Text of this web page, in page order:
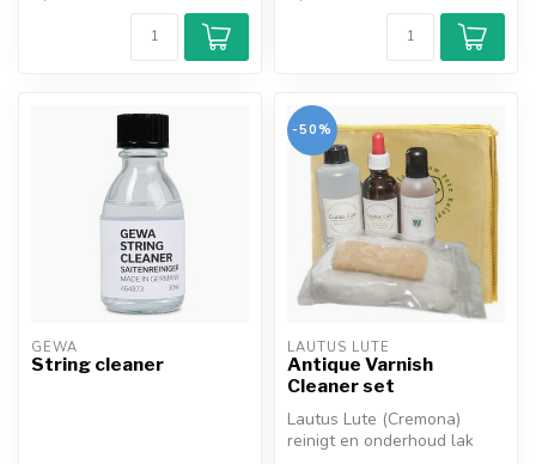
GEWA
String cleaner
-50%
LAUTUS LUTE
Antique Varnish
Cleaner set
Lautus Lute (Cremona)
reinigt en onderhoud lak